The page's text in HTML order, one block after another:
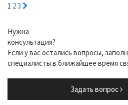
1 23
Нужна
консультация?
Если у вас остались вопросы,
специалисты в ближайшее время
Задать вопрос